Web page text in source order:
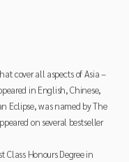
cover all aspects of Asia –
in English, Chinese,
Eclipse, was named by The
on several bestseller
Class Honours Degree in